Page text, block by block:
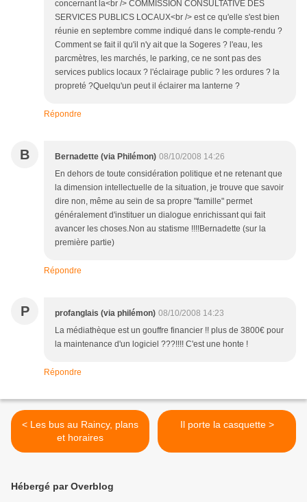
concernant la<br /> COMMISSION CONSULTATIVE DES
SERVICES PUBLICS LOCAUX<br /> est ce qu'elle s'est bien
réunie en septembre comme indiqué dans le compte-rendu ?
Comment se fait il qu'il n'y ait que la Sogeres ? l'eau, les
parcmètres, les marchés, le parking, ce ne sont pas des
services publics locaux ? l'éclairage public ? les ordures ? la
propreté ?Quelqu'un peut il éclairer ma lanterne ?
Répondre
B Bernadette (via Philémon) 08/10/2008 14:26
En dehors de toute considération politique et ne retenant que
la dimension intellectuelle de la situation, je trouve que savoir
dire non, même au sein de sa propre "famille" permet
généralement d'instituer un dialogue enrichissant qui fait
avancer les choses.Non au statisme !!!!Bernadette (sur la
première partie)
Répondre
P profanglais (via philémon) 08/10/2008 14:23
La médiathèque est un gouffre financier !! plus de 3800€ pour
la maintenance d'un logiciel ???!!!! C'est une honte !
Répondre
< Les bus au Raincy, plans
et horaires
Il porte la casquette >
Hébergé par Overblog